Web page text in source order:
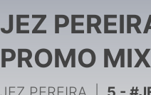
JEZ
PROMO